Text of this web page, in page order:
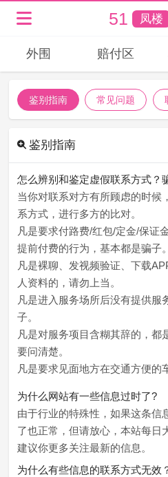
51 凤楼
外围 赔付区
鉴别指南 常见问题
鉴别指南
怎么辨别和鉴定虚假联系方式？
当你对联系对方有所顾虑的时候
系方式，进行多方的比对。
凡是要求付路费/红包/定金/保证
提前付费的行为，基本都是骗子。
凡是裸聊、发视频验证、下载
人资料的，请勿上当。
凡是进入服务场所后没有提供服
子。
凡是对服务项目含糊其辞的，都
要问清楚。
凡是要求见面地方在交通方便的
为什么网站有一些信息过时了?
由于行业的特殊性，如果这条信
了也正常，但请放心，本站每日
建议你更多关注最新的信息。
为什么有些信息的联系方式无效